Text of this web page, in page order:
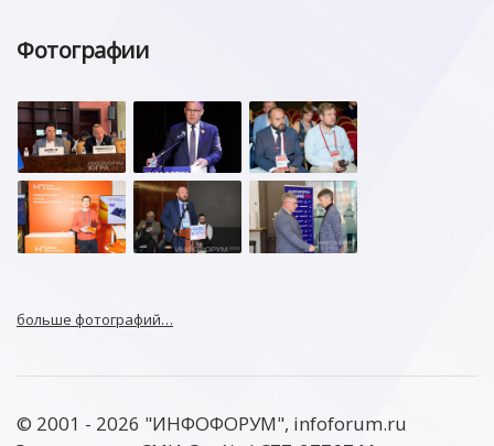
Фотографии
больше фотографий…
© 2001 - 2026 "ИНФОФОРУМ", infoforum.ru